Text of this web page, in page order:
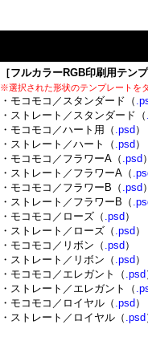
［フルカラーRGB印刷用テン
※選択された形状のテンプレートを
・モコモコ／スタンダード（
・ストレート／スタンダード（
・モコモコ／ハート用（ .psd ）
・ストレート／ハート（ .psd ）
・モコモコ／フラワーA（ .psd
・ストレート／フラワーA（
・モコモコ／フラワーB（ .psd
・ストレート／フラワーB（
・モコモコ／ローズ（ .psd ）
・ストレート／ローズ（ .psd ）
・モコモコ／リボン（ .psd ）
・ストレート／リボン（ .psd ）
・モコモコ／エレガント（ .psd
・ストレート／エレガント（
・モコモコ／ロイヤル（ .psd ）
・ストレート／ロイヤル（ .psd